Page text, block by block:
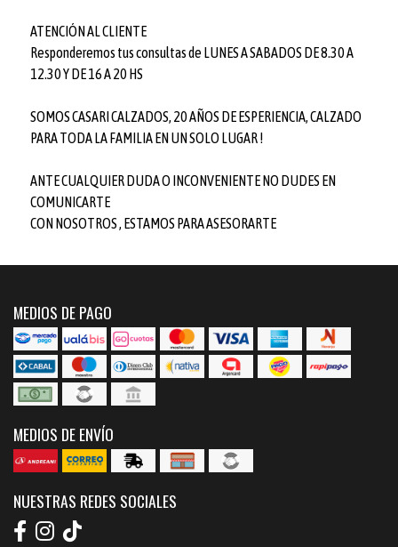
ATENCIÓN AL CLIENTE
Responderemos tus consultas de LUNES A SABADOS DE 8.30 A
12.30 Y DE 16 A 20 HS
SOMOS CASARI CALZADOS, 20 AÑOS DE ESPERIENCIA, CALZADO
PARA TODA LA FAMILIA EN UN SOLO LUGAR !
ANTE CUALQUIER DUDA O INCONVENIENTE NO DUDES EN
COMUNICARTE
CON NOSOTROS , ESTAMOS PARA ASESORARTE
MEDIOS DE PAGO
MEDIOS DE ENVÍO
NUESTRAS REDES SOCIALES